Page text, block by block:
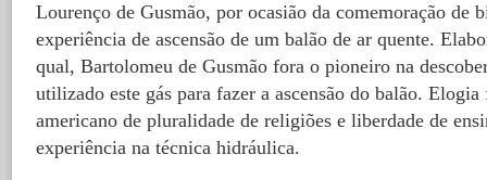
Lourenço de Gusmão, por ocasião da comemoração de
experiência de ascensão de um balão de ar quente.
qual, Bartolomeu de Gusmão fora o pioneiro na
utilizado este gás para fazer a ascensão do balão.
americano de pluralidade de religiões e liberdade de
experiência na técnica hidráulica.